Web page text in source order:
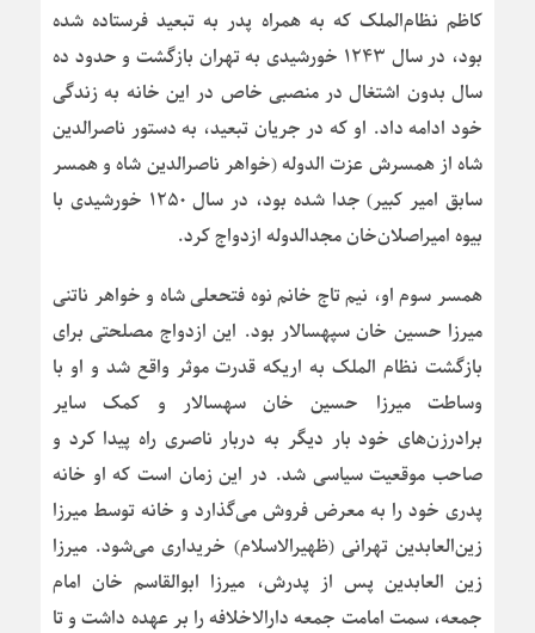
کاظم نظام‌الملک که به همراه پدر به تبعید فرستاده شده
بود، در سال ۱۲۴۳ خورشیدی به تهران بازگشت و حدود ده
سال بدون اشتغال در منصبی خاص در این خانه به زندگی
خود ادامه داد. او که در جریان تبعید، به دستور ناصرالدین
شاه از همسرش عزت الدوله (خواهر ناصرالدین شاه و همسر
سابق امیر کبیر) جدا شده بود، در سال ۱۲۵۰ خورشیدی با
بیوه امیراصلان‌خان مجدالدوله ازدواج کرد.
همسر سوم او، نیم تاج خانم نوه فتحعلی شاه و خواهر ناتنی
میرزا حسین خان سپهسالار بود. این ازدواج مصلحتی برای
بازگشت نظام الملک به اریکه قدرت موثر واقع شد و او با
وساطت میرزا حسین خان سهسالار و کمک سایر
برادرزن‌های خود بار دیگر به دربار ناصری راه پیدا کرد و
صاحب موقعیت سیاسی شد. در این زمان است که او خانه
پدری خود را به معرض فروش می‌گذارد و خانه توسط میرزا
زین‌العابدین تهرانی (ظهیرالاسلام) خریداری می‌شود. میرزا
زین العابدین پس از پدرش، میرزا ابوالقاسم خان امام
جمعه، سمت امامت جمعه دارالاخلافه را بر عهده داشت و تا